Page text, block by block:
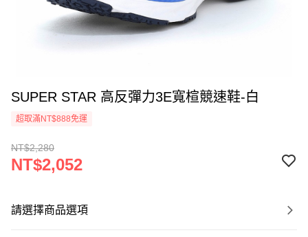
SUPER STAR 高反彈力3E寬楦競速鞋-白
超取滿NT$888免運
NT$2,280
NT$2,052
請選擇商品選項